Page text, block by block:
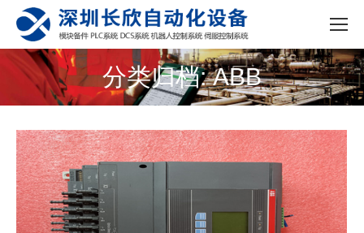
分类归档: ABB
您的位置：